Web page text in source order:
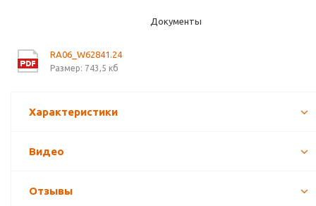
Документы
RA06_W62841.24
Размер: 743,5 кб
Характеристики
Видео
Отзывы